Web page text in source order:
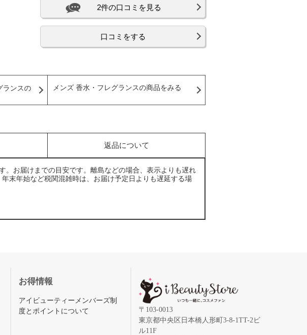
2件の口コミを見る
口コミをする
ランスの
メンズ 香水・フレグランスの商品をみる
返品について
。お届けまでの目安です。離島などの場合、表示よりも遅れ
末年始など税関混雑時は、お届け予定日よりも遅延する場
お得情報
アイビューティーメンバーズ制
度とポイントについて
〒103-0013
東京都中央区日本橋人形町3-8-1TT-2ビ
ル11F